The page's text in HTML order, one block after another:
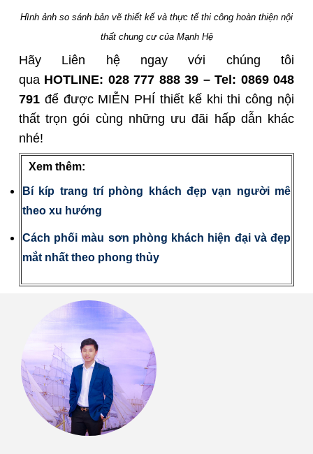
Hình ảnh so sánh bản vẽ thiết kế và thực tế thi công hoàn thiện nội
thất chung cư của Mạnh Hệ
Hãy Liên hệ ngay với chúng tôi
qua HOTLINE: 028 777 888 39 – Tel: 0869 048
791 để được MIỄN PHÍ thiết kế khi thi công nội
thất trọn gói cùng những ưu đãi hấp dẫn khác
nhé!
Xem thêm:
Bí kíp trang trí phòng khách đẹp vạn người mê
theo xu hướng
Cách phối màu sơn phòng khách hiện đại và đẹp
mắt nhất theo phong thủy